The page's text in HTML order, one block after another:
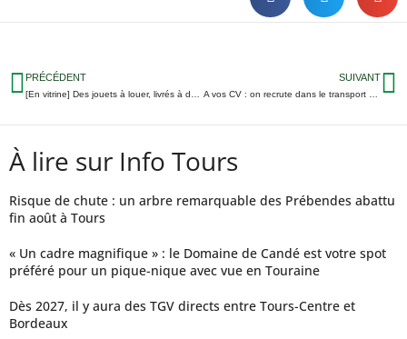
PRÉCÉDENT SUIVANT
À lire sur Info Tours
Risque de chute : un arbre remarquable des Prébendes abattu
fin août à Tours
« Un cadre magnifique » : le Domaine de Candé est votre spot
préféré pour un pique-nique avec vue en Touraine
Dès 2027, il y aura des TGV directs entre Tours-Centre et
Bordeaux